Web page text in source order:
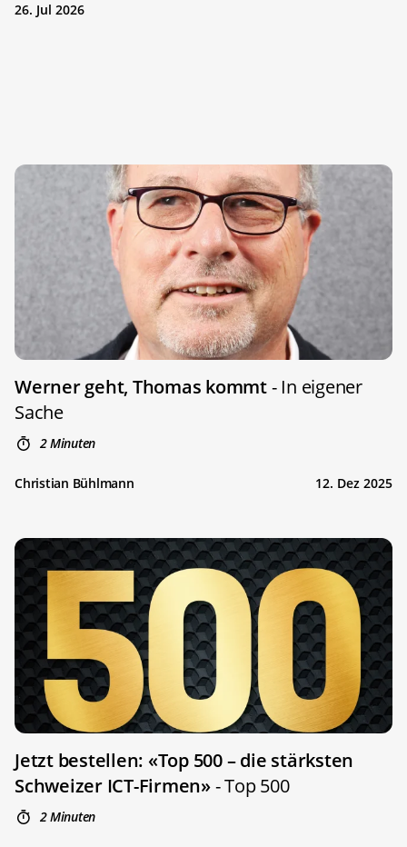
26. Jul 2026
Werner geht, Thomas kommt- In eigener
Sache
2 Minuten
Christian Bühlmann 12. Dez 2025
Jetzt bestellen: «Top 500 – die stärksten
Schweizer ICT-Firmen»- Top 500
2 Minuten